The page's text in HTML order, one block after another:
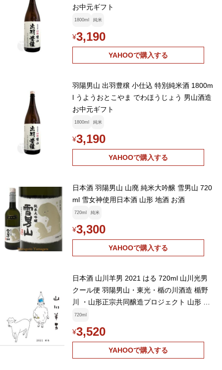
お中元ギフト
1800ml 純米
¥3,190
YAHOOで購入する
羽陽男山 出羽豊穣 小仕込 特別純米酒 1800m
l うようおとこやま でわほうじょう 男山酒造
お中元ギフト
1800ml 純米
¥3,190
YAHOOで購入する
日本酒 羽陽男山 山廃 純米大吟醸 雪男山 720
ml 雪女神使用日本酒 山形 地酒 お酒
720ml 純米
¥3,300
YAHOOで購入する
日本酒 山川羊男 2021 はる 720ml 山川光男
クール便 羽陽男山・東光・楯の川酒造 楯野
川 ・山形正宗共同醸造プロジェクト 山形 お
酒
720ml
¥3,520
YAHOOで購入する